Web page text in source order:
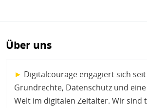
Über uns
► Digitalcourage engagiert sich
Grundrechte, Datenschutz und
Welt im digitalen Zeitalter. Wir sind